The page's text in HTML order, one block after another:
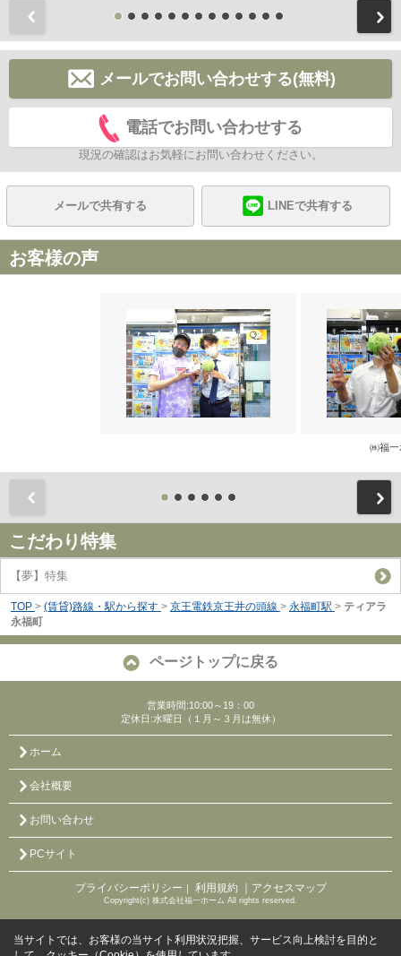
メールでお問い合わせする(無料)
電話でお問い合わせする
現況の確認はお気軽にお問い合わせください。
メールで共有する LINEで共有する
お客様の声
㈱福一
こだわり特集
【夢】特集
TOP > (賃貸)路線・駅から探す > 京王電鉄京王井の頭線 > 永福町駅 > ティアラ
永福町
ページトップに戻る
営業時間:10:00～19：00
定休日:水曜日（１月～３月は無休）
ホーム
会社概要
お問い合わせ
PCサイト
プライバシーポリシー ｜ 利用規約 ｜アクセスマップ
Copyright(c) 株式会社福一ホーム All rights reserved.
当サイトでは、お客様の当サイト利用状況把握、サービス向上検討を目的と